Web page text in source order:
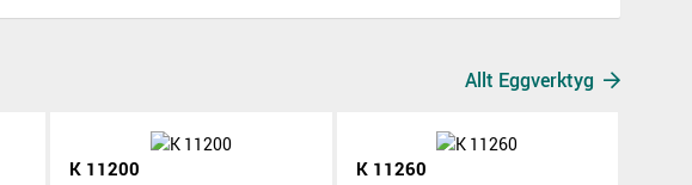
Allt Eggverktyg
K 11200 K 11260